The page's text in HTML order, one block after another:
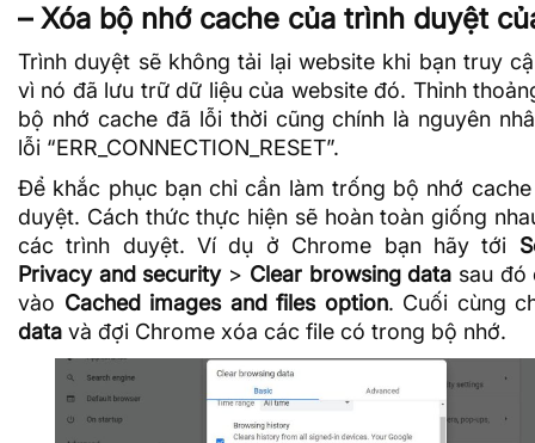
– Xóa bộ nhớ cache của trình duyệt
Trình duyệt sẽ không tải lại website khi bạn truy
vì nó đã lưu trữdữ liệucủa website đó. Thỉnh
bộ nhớ cache đã lỗi thời cũng chính là nguyên
lỗi “ERR_CONNECTION_RESET”.
Để khắc phục bạn chỉ cần làm trống bộ nhớ
duyệt. Cách thức thực hiện sẽ hoàn toàn giống
các trình duyệt. Ví dụ ở Chrome bạn hãy tới
Privacy and security> Clear browsing data sau đó
vào Cached images and files option. Cuối cùng
data và đợi Chrome xóa các file có trong bộ nhớ.